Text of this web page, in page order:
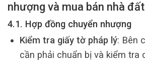
nhượng và mua bán nhà đất
4.1. Hợp đồng chuyển nhượng
Kiểm tra giấy tờ pháp lý: Bên
cần phải chuẩn bị và kiểm tra